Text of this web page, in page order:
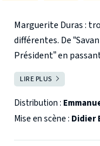
Marguerite Duras :
différentes. De
Président” en
nous livre, à travers
son regard sur les
vient éclairer la vie
LIRE PLUS
Distribution :
Mise en scène : Didier